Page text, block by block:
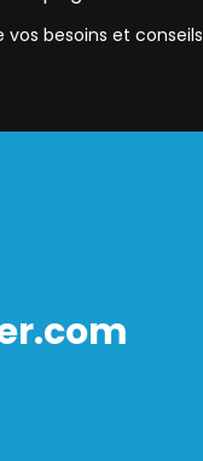
vos besoins et conseils